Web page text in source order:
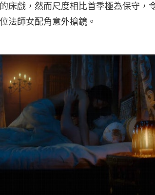
的床戲，然而尺度相比首季極為保守，
法師女配角意外搶鏡。